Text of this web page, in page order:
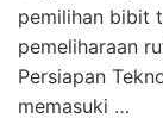
pemilihan bibit
pemeliharaan
Persiapan
memasuki …